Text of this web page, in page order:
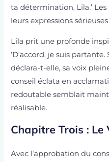
ta détermination, Lila.’
leurs expressions
Lila prit une profonde
‘D’accord, je suis partante.
déclara-t-elle, sa voix
conseil éclata en
redoutable semblait
réalisable.
Chapitre Trois : Le
Avec l’approbation du